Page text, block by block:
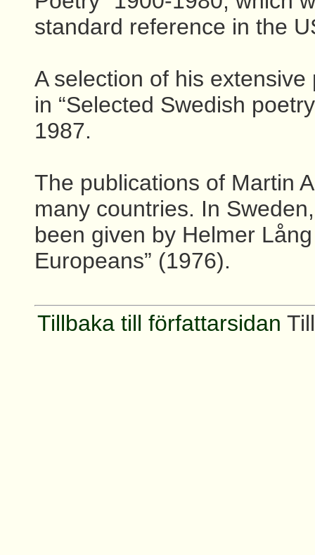
standard reference in the
A selection of his
in “Selected Swedish
1987.
The publications of Martin
many countries. In
been given by Helmer
Europeans” (1976).
Tillbaka till författarsidan